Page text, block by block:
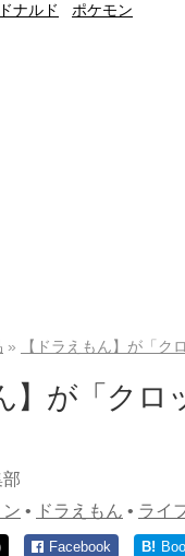
ナルド ポケモン
【ドラえもん】が「
】が「ク
• ドラえもん • ライ
Facebook B!